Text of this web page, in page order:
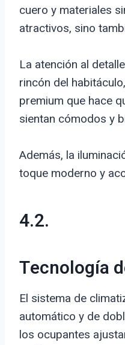
cuero y materiales
atractivos, sino
La atención al
rincón del
premium que hace
sientan cómodos y
Además, la
toque moderno y
4.2.
Tecnología
El sistema de
automático y de
los ocupantes